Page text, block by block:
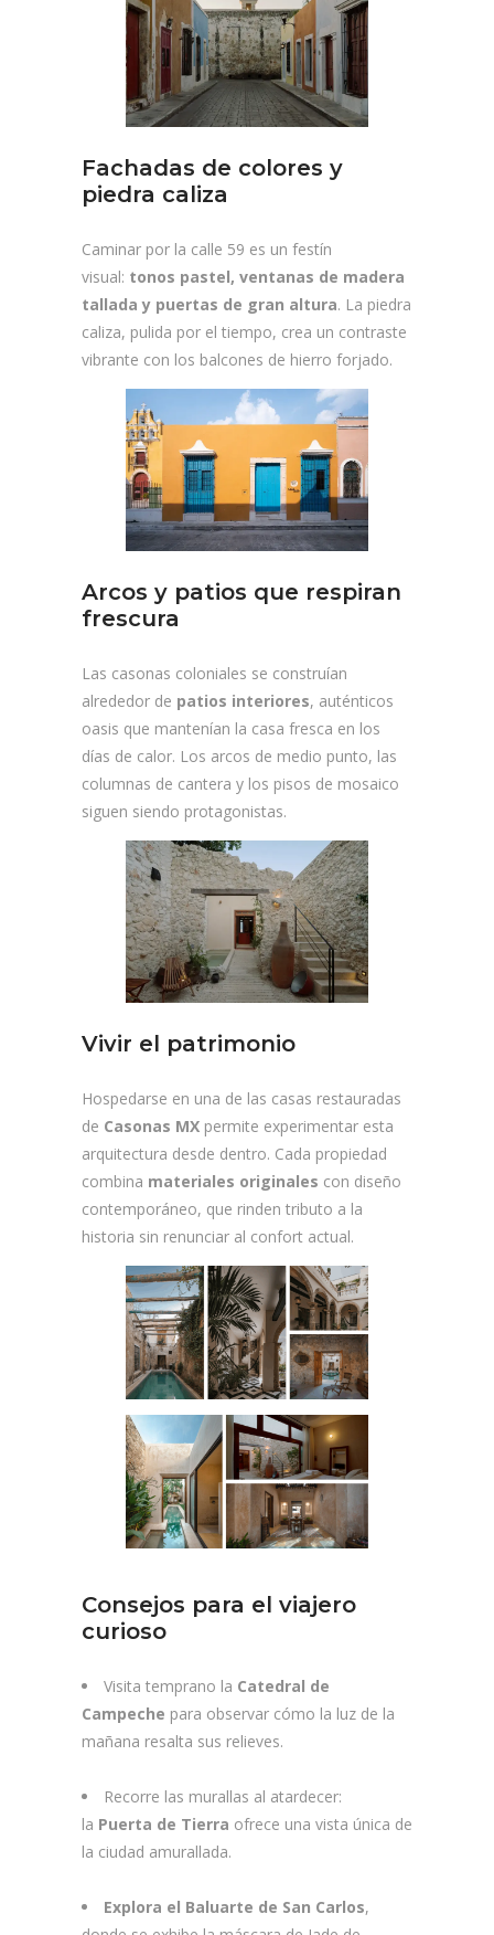
Fachadas de colores y
piedra caliza
Caminar por la calle 59 es un festín
visual: tonos pastel, ventanas de madera
tallada y puertas de gran altura. La piedra
caliza, pulida por el tiempo, crea un contraste
vibrante con los balcones de hierro forjado.
Arcos y patios que respiran
frescura
Las casonas coloniales se construían
alrededor de patios interiores, auténticos
oasis que mantenían la casa fresca en los
días de calor. Los arcos de medio punto, las
columnas de cantera y los pisos de mosaico
siguen siendo protagonistas.
Vivir el patrimonio
Hospedarse en una de las casas restauradas
de Casonas MX permite experimentar esta
arquitectura desde dentro. Cada propiedad
combina materiales originales con diseño
contemporáneo, que rinden tributo a la
historia sin renunciar al confort actual.
Consejos para el viajero
curioso
Visita temprano la Catedral de
Campeche para observar cómo la luz de la
mañana resalta sus relieves.
Recorre las murallas al atardecer:
la Puerta de Tierra ofrece una vista única de
la ciudad amurallada.
Explora el Baluarte de San Carlos,